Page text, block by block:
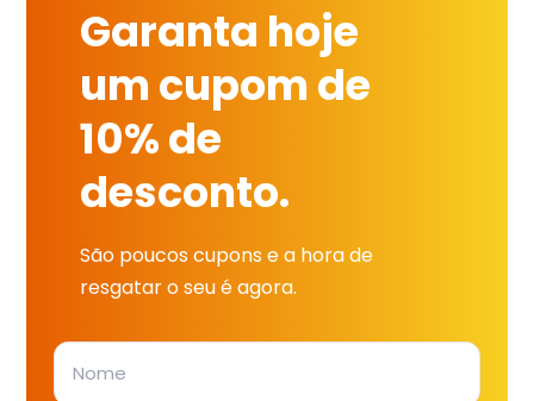
Garanta hoje
um cupom de
10% de
desconto.
São poucos cupons e a hora de
resgatar o seu é agora.